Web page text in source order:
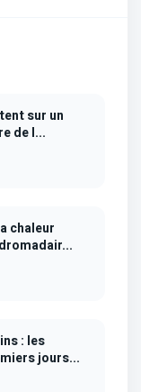
sur un
de l...
chaleur
: les
jours...